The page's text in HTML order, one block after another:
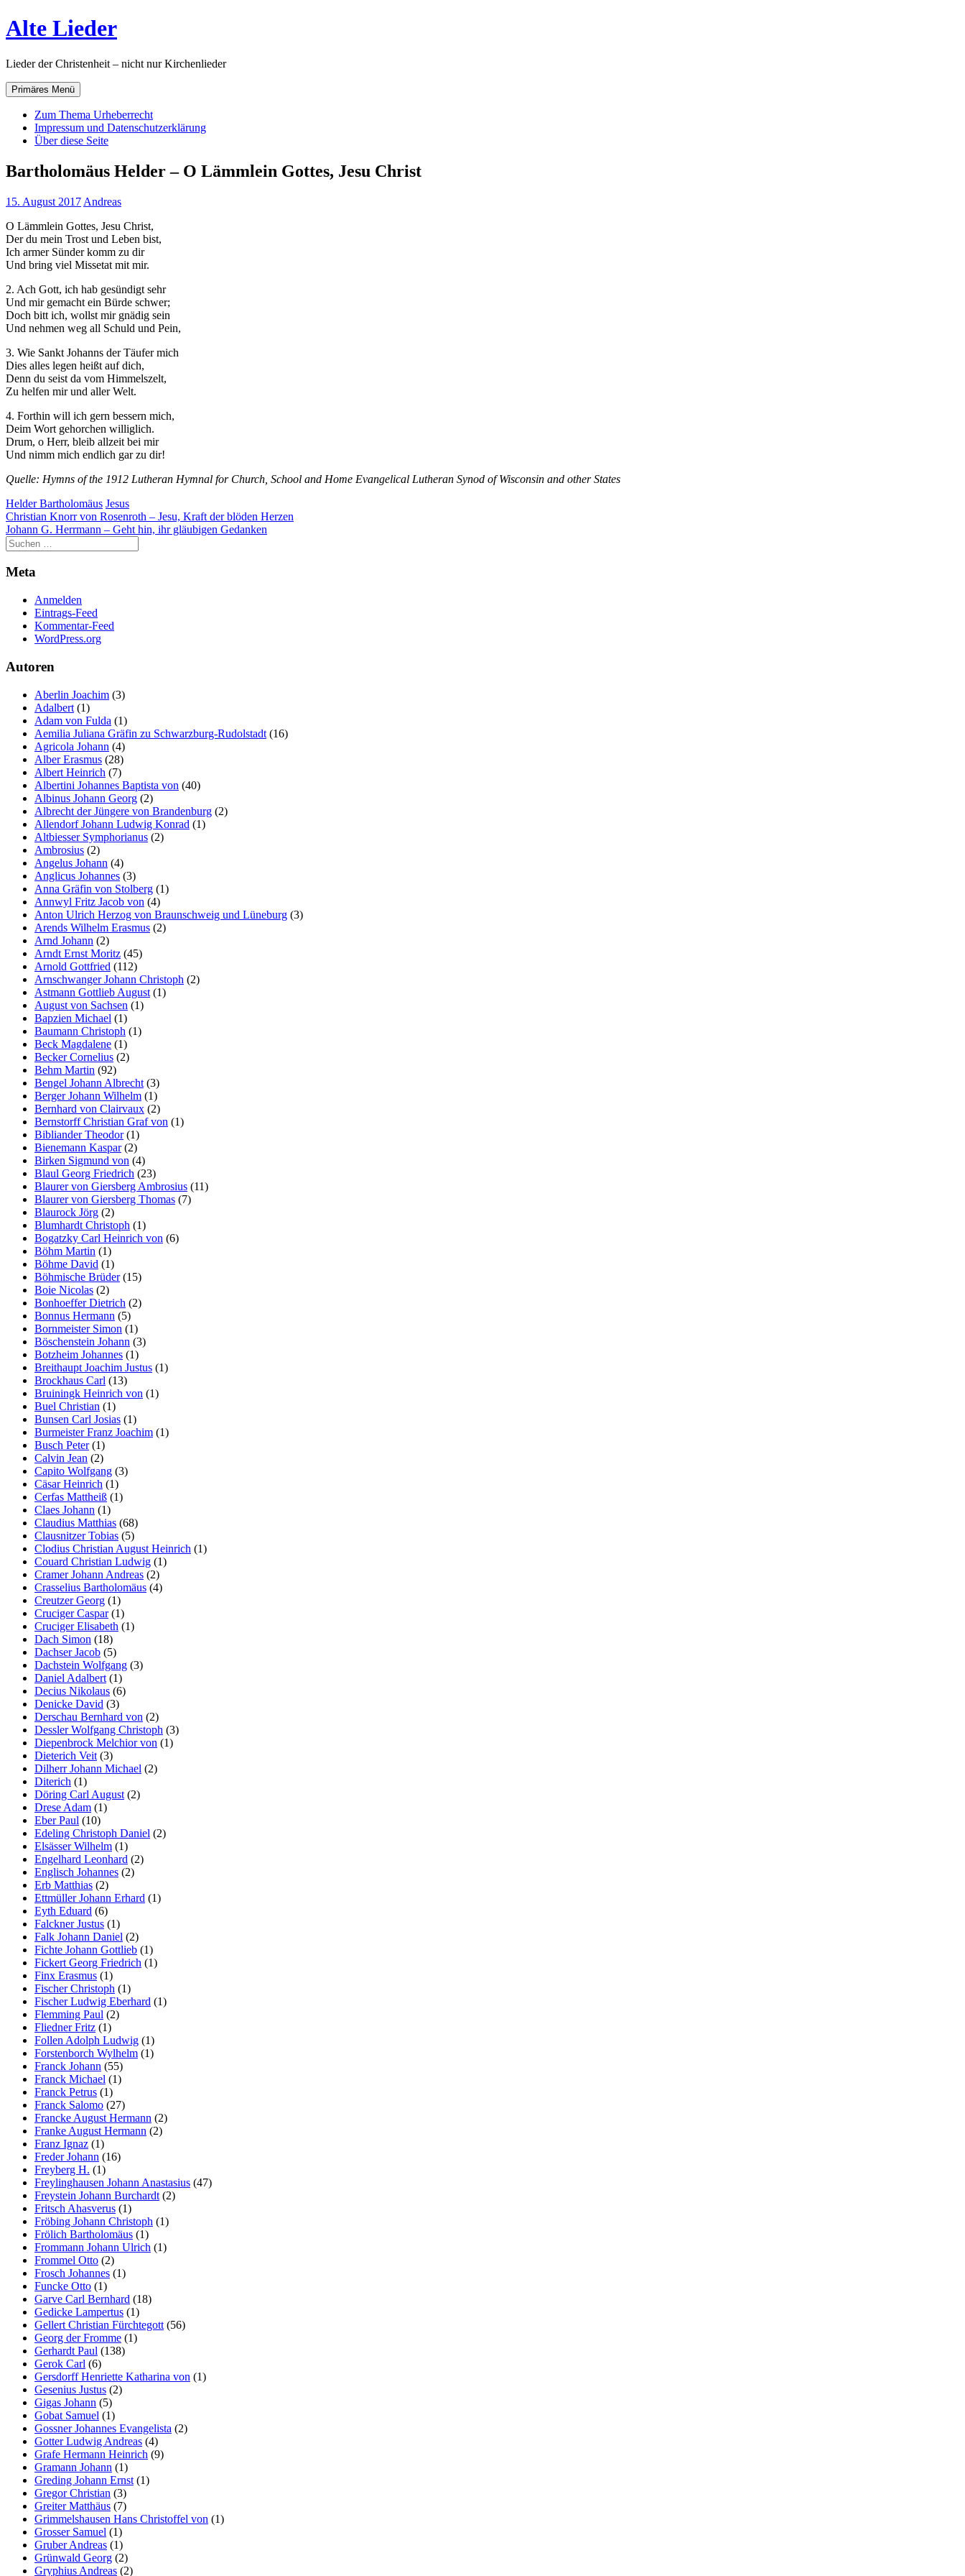
Zum
Inhalt
Alte Lieder
Lieder der Christenheit – nicht nur Kirchenlieder
Primäres Menü
Zum Thema Urheberrecht
Impressum und Datenschutzerklärung
Über diese Seite
Bartholomäus Helder – O Lämmlein Gottes, Jesu Christ
15. August 2017 Andreas
O Lämmlein Gottes, Jesu Christ,
Der du mein Trost und Leben bist,
Ich armer Sünder komm zu dir
Und bring viel Missetat mit mir.
2. Ach Gott, ich hab gesündigt sehr
Und mir gemacht ein Bürde schwer;
Doch bitt ich, wollst mir gnädig sein
Und nehmen weg all Schuld und Pein,
3. Wie Sankt Johanns der Täufer mich
Dies alles legen heißt auf dich,
Denn du seist da vom Himmelszelt,
Zu helfen mir und aller Welt.
4. Forthin will ich gern bessern mich,
Deim Wort gehorchen williglich.
Drum, o Herr, bleib allzeit bei mir
Und nimm mich endlich gar zu dir!
Quelle: Hymns of the 1912 Lutheran Hymnal for Church, School and Home Evangelical Lutheran Synod of Wisconsin and other States
Helder Bartholomäus Jesus
Beitragsnavigation
Christian Knorr von Rosenroth – Jesu, Kraft der blöden Herzen
Johann G. Herrmann – Geht hin, ihr gläubigen Gedanken
Meta
Anmelden
Eintrags-Feed
Kommentar-Feed
WordPress.org
Autoren
Aberlin Joachim (3)
Adalbert (1)
Adam von Fulda (1)
Aemilia Juliana Gräfin zu Schwarzburg-Rudolstadt (16)
Agricola Johann (4)
Alber Erasmus (28)
Albert Heinrich (7)
Albertini Johannes Baptista von (40)
Albinus Johann Georg (2)
Albrecht der Jüngere von Brandenburg (2)
Allendorf Johann Ludwig Konrad (1)
Altbiesser Symphorianus (2)
Ambrosius (2)
Angelus Johann (4)
Anglicus Johannes (3)
Anna Gräfin von Stolberg (1)
Annwyl Fritz Jacob von (4)
Anton Ulrich Herzog von Braunschweig und Lüneburg (3)
Arends Wilhelm Erasmus (2)
Arnd Johann (2)
Arndt Ernst Moritz (45)
Arnold Gottfried (112)
Arnschwanger Johann Christoph (2)
Astmann Gottlieb August (1)
August von Sachsen (1)
Bapzien Michael (1)
Baumann Christoph (1)
Beck Magdalene (1)
Becker Cornelius (2)
Behm Martin (92)
Bengel Johann Albrecht (3)
Berger Johann Wilhelm (1)
Bernhard von Clairvaux (2)
Bernstorff Christian Graf von (1)
Bibliander Theodor(1)
Bienemann Kaspar(2)
Birken Sigmund von (4)
Blaul Georg Friedrich (23)
Blaurer von Giersberg Ambrosius (11)
Blaurer von Giersberg Thomas (7)
Blaurock Jörg (2)
Blumhardt Christoph (1)
Bogatzky Carl Heinrich von (6)
Böhm Martin (1)
Böhme David (1)
Böhmische Brüder(15)
Boie Nicolas (2)
Bonhoeffer Dietrich (2)
Bonnus Hermann (5)
Bornmeister Simon (1)
Böschenstein Johann (3)
Botzheim Johannes (1)
Breithaupt Joachim Justus (1)
Brockhaus Carl (13)
Bruiningk Heinrich von (1)
Buel Christian (1)
Bunsen Carl Josias (1)
Burmeister Franz Joachim (1)
Busch Peter(1)
Calvin Jean (2)
Capito Wolfgang (3)
Cäsar Heinrich (1)
Cerfas Mattheiß (1)
Claes Johann (1)
Claudius Matthias (68)
Clausnitzer Tobias (5)
Clodius Christian August Heinrich (1)
Couard Christian Ludwig (1)
Cramer Johann Andreas (2)
Crasselius Bartholomäus (4)
Creutzer Georg (1)
Cruciger Caspar(1)
Cruciger Elisabeth (1)
Dach Simon (18)
Dachser Jacob (5)
Dachstein Wolfgang (3)
Daniel Adalbert (1)
Decius Nikolaus (6)
Denicke David (3)
Derschau Bernhard von (2)
Dessler Wolfgang Christoph (3)
Diepenbrock Melchior von (1)
Dieterich Veit (3)
Dilherr Johann Michael (2)
Diterich (1)
Döring Carl August (2)
Drese Adam (1)
Eber Paul (10)
Edeling Christoph Daniel (2)
Elsässer Wilhelm (1)
Engelhard Leonhard (2)
Englisch Johannes (2)
Erb Matthias (2)
Ettmüller Johann Erhard (1)
Eyth Eduard (6)
Falckner Justus (1)
Falk Johann Daniel (2)
Fichte Johann Gottlieb (1)
Fickert Georg Friedrich (1)
Finx Erasmus (1)
Fischer Christoph (1)
Fischer Ludwig Eberhard (1)
Flemming Paul (2)
Fliedner Fritz (1)
Follen Adolph Ludwig (1)
Forstenborch Wylhelm (1)
Franck Johann (55)
Franck Michael (1)
Franck Petrus (1)
Franck Salomo (27)
Francke August Hermann (2)
Franke August Hermann (2)
Franz Ignaz (1)
Freder Johann (16)
Freyberg H. (1)
Freylinghausen Johann Anastasius (47)
Freystein Johann Burchardt (2)
Fritsch Ahasverus (1)
Fröbing Johann Christoph (1)
Frölich Bartholomäus (1)
Frommann Johann Ulrich (1)
Frommel Otto (2)
Frosch Johannes (1)
Funcke Otto (1)
Garve Carl Bernhard (18)
Gedicke Lampertus (1)
Gellert Christian Fürchtegott (56)
Georg der Fromme (1)
Gerhardt Paul (138)
Gerok Carl (6)
Gersdorff Henriette Katharina von (1)
Gesenius Justus (2)
Gigas Johann (5)
Gobat Samuel (1)
Gossner Johannes Evangelista (2)
Gotter Ludwig Andreas (4)
Grafe Hermann Heinrich (9)
Gramann Johann (1)
Greding Johann Ernst (1)
Gregor Christian (3)
Greiter Matthäus (7)
Grimmelshausen Hans Christoffel von (1)
Grosser Samuel (1)
Gruber Andreas (1)
Grünwald Georg (2)
Gryphius Andreas (2)